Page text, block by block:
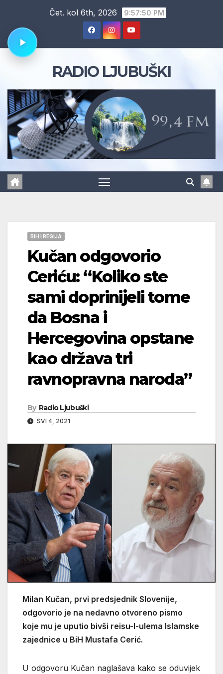
content
Čet. kol 6th, 2026 9:57:51 PM
RADIO LJUBUŠKI
BIH I REGIJA
Kučan odgovorio
Ceriću: “Koliko ste
sami doprinijeli tome
da Bosna i
Hercegovina opstane
kao država tri
ravnopravna naroda”
By Radio Ljubuški
SVI 4, 2021
Milan Kučan, prvi predsjednik Slovenije,
odgovorio je na nedavno otvoreno pismo
koje mu je uputio bivši reisu-l-ulema Islamske
zajednice u BiH Mustafa Cerić.
U odgovoru Kučan naglašava kako se oduvijek